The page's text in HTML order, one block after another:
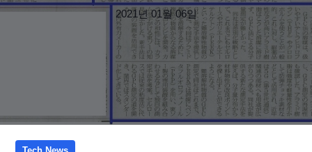
2021년 01월 06일